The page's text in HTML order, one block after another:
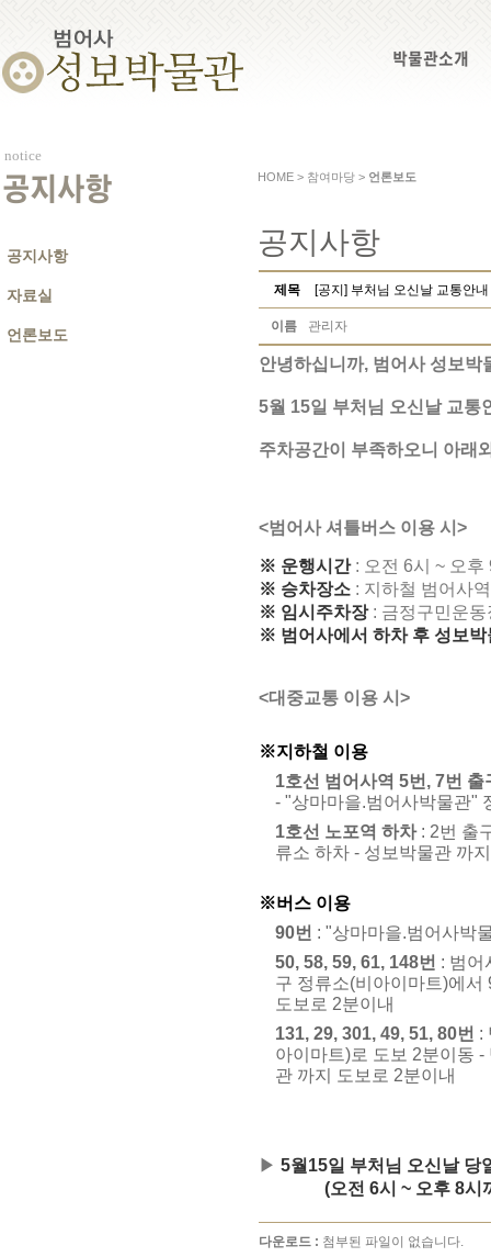
박물관소개
notice
공지사항
공지사항
자료실
언론보도
HOME > 참여마당 > 언론보도
공지사항
제목 [공지] 부처님 오신날 교통안내
이름 관리자
안녕하십니까, 범어사 성보박
5월 15일 부처님 오신날 교통
주차공간이 부족하오니 아래
<범어사 셔틀버스 이용 시>
※ 운행시간: 오전 6시 ~ 오후
※ 승차장소 : 지하철 범어사
※ 임시주차장: 금정구민운동
※ 범어사에서 하차 후 성보
<대중교통 이용 시>
※지하철 이용
1호선 범어사역 5번, 7번 출
- "상마마을.범어사박물관"
1호선 노포역 하차: 2번 출
류소 하차 - 성보박물관 까
※버스 이용
90번 : "상마마을.범어사박
50, 58, 59, 61, 148번 : 범어
구 정류소(비아이마트)에
도보로 2분이내
131, 29, 301, 49, 51, 80번 :
아이마트)로 도보 2분이동
관 까지 도보로 2분이내
▶ 5월15일 부처님 오신날 당
(오전 6시 ~ 오후 8시까
다운로드 : 첨부된 파일이 없습니다.